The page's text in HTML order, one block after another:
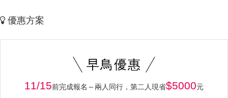
優惠方案
早鳥優惠
11/15前完成報名～兩人同行，第二人現省$5000元